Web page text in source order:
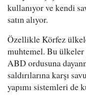
kullanıyor ve kendi
satın alıyor.
Özellikle Körfez
muhtemel. Bu
ABD ordusuna
saldırılarına karşı
yapımı sistemleri de